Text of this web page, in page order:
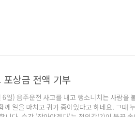
상금 전액 기부
) 음주운전 사고를 내고 뺑소니치는 사람을
일을 마치고 귀가 중이었다고 하네요. 그때